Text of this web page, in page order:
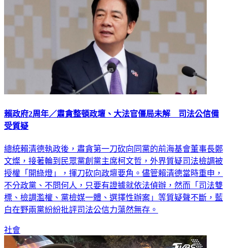
賴政府2周年／肅貪整頓政壇、大法官僵局未解 司法公信備
總統賴清德執政後，肅貪第一刀砍向同黨的前海基會董事長鄭
文燦，接著輪到民眾黨創黨主席柯文哲，外界質疑司法檢調被
授權「開綠燈」，揮刀砍向政壇要角。儘管賴清德當時重申，
不分政黨、不問何人，只要有證據就依法偵辦，然而「司法雙
標、檢調濫權、黨檢媒一體、選擇性辦案」等質疑聲不斷，藍
社會